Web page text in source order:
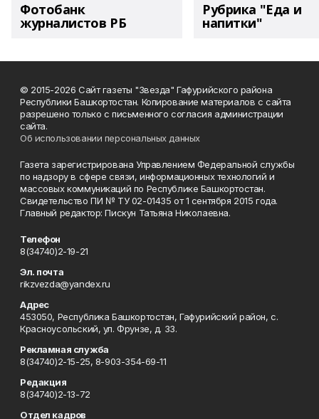
Фотобанк
журналистов РБ
Рубрика "Еда и
напитки"
© 2015-2026 Сайт газеты "Звезда" Гафурийского района
Республики Башкортостан. Копирование материалов с сайта
разрешено только с письменного согласия администрации
сайта.
Об использовании персональных данных
Газета зарегистрирована Управлением Федеральной службы
по надзору в сфере связи, информационных технологий и
массовых коммуникаций по Республике Башкортостан.
Свидетельство ПИ № ТУ 02-01435 от 1 сентября 2015 года.
Главный редактор: Пискун Татьяна Николаевна.
Телефон
8(34740)2-19-21
Эл. почта
rikzvezda@yandex.ru
Адрес
453050, Республика Башкортостан, Гафурийский район, с.
Красноусольский, ул. Фрунзе, д. 33.
Рекламная служба
8(34740)2-15-25, 8-903-354-69-11
Редакция
8(34740)2-13-72
Отдел кадров